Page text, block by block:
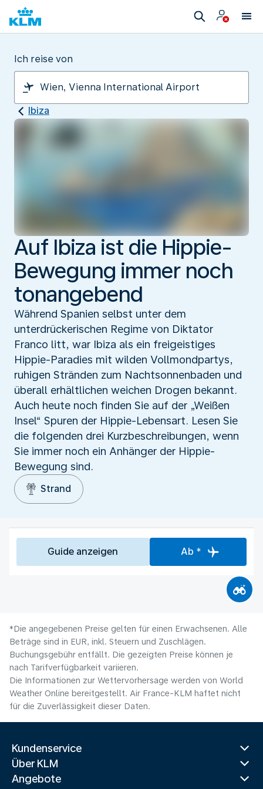
Ich reise von
Ibiza
Auf Ibiza ist die Hippie-
Bewegung immer noch
tonangebend
Während Spanien selbst unter dem
unterdrückerischen Regime von Diktator
Franco litt, war Ibiza als ein freigeistiges
Hippie-Paradies mit wilden Vollmondpartys,
ruhigen Stränden zum Nachtsonnenbaden und
überall erhältlichen weichen Drogen bekannt.
Auch heute noch finden Sie auf der „Weißen
Insel“ Spuren der Hippie-Lebensart. Lesen Sie
die folgenden drei Kurzbeschreibungen, wenn
Sie immer noch ein Anhänger der Hippie-
Bewegung sind.
Strand
Guide anzeigen Ab *
*Die angegebenen Preise gelten für einen Erwachsenen. Alle
Beträge sind in EUR, inkl. Steuern und Zuschlägen.
Buchungsgebühr entfällt. Die gezeigten Preise können je
nach Tarifverfügbarkeit variieren.
Die Informationen zur Wettervorhersage werden von World
Weather Online bereitgestellt. Air France-KLM haftet nicht
für die Zuverlässigkeit dieser Daten.
Kundenservice
Über KLM
Angebote